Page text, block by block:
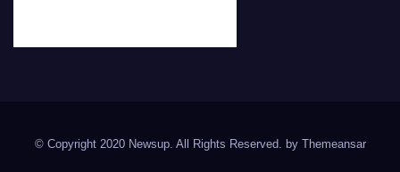
© Copyright 2020 Newsup. All Rights Reserved. by Themeansar